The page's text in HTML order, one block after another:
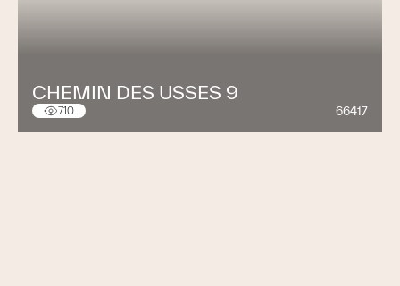
CHEMIN DES USSES 9
710 66417